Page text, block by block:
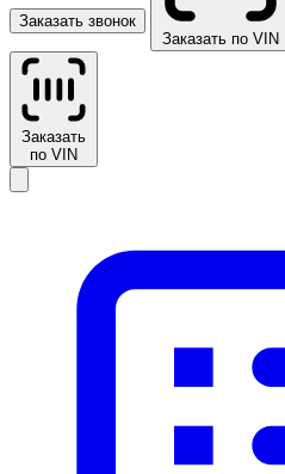
Заказать звонок
Заказать по VIN
Заказать
по VIN